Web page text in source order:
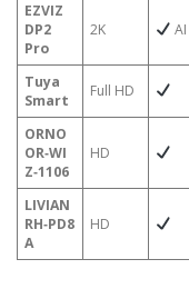
EZVIZ
DP2
Pro
2K AI
Tuya
Smart
Full HD
ORNO
OR‑WI
Z‑1106
HD
LIVIAN
RH‑PD8
A
HD